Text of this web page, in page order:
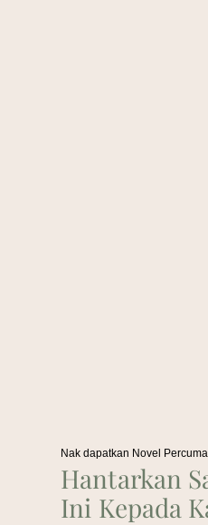
Nak dapatkan Novel
Hantarkan
Ini Kepada